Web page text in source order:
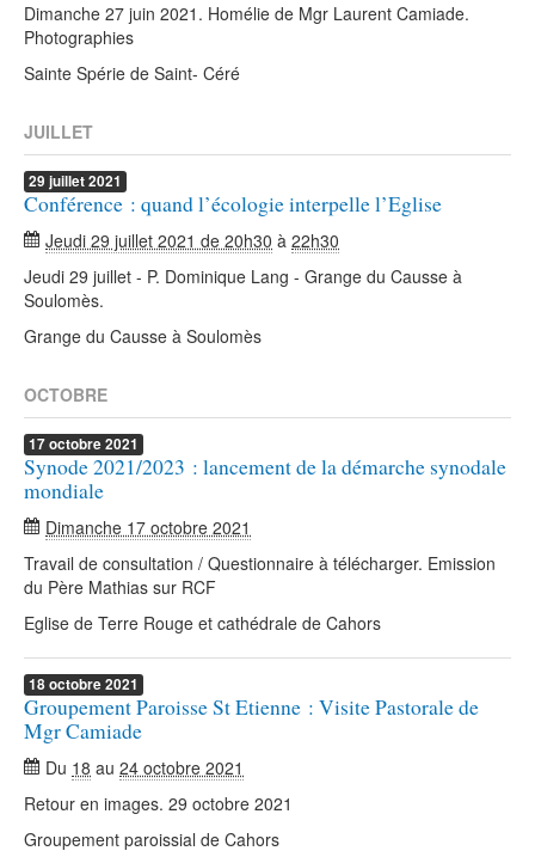
Dimanche 27 juin 2021. Homélie de Mgr Laurent Camiade.
Photographies
Sainte Spérie de Saint- Céré
JUILLET
29 juillet2021
Conférence : quand l’écologie interpelle l’Eglise
Jeudi 29 juillet 2021 de 20h30 à 22h30
Jeudi 29 juillet - P. Dominique Lang - Grange du Causse à
Soulomès.
Grange du Causse à Soulomès
OCTOBRE
17octobre2021
Synode 2021/2023 : lancement de la démarche synodale
mondiale
Dimanche 17 octobre 2021
Travail de consultation / Questionnaire à télécharger. Emission
du Père Mathias sur RCF
Eglise de Terre Rouge et cathédrale de Cahors
18octobre2021
Groupement Paroisse St Etienne : Visite Pastorale de
Mgr Camiade
Du 18 au 24 octobre 2021
Retour en images. 29 octobre 2021
Groupement paroissial de Cahors